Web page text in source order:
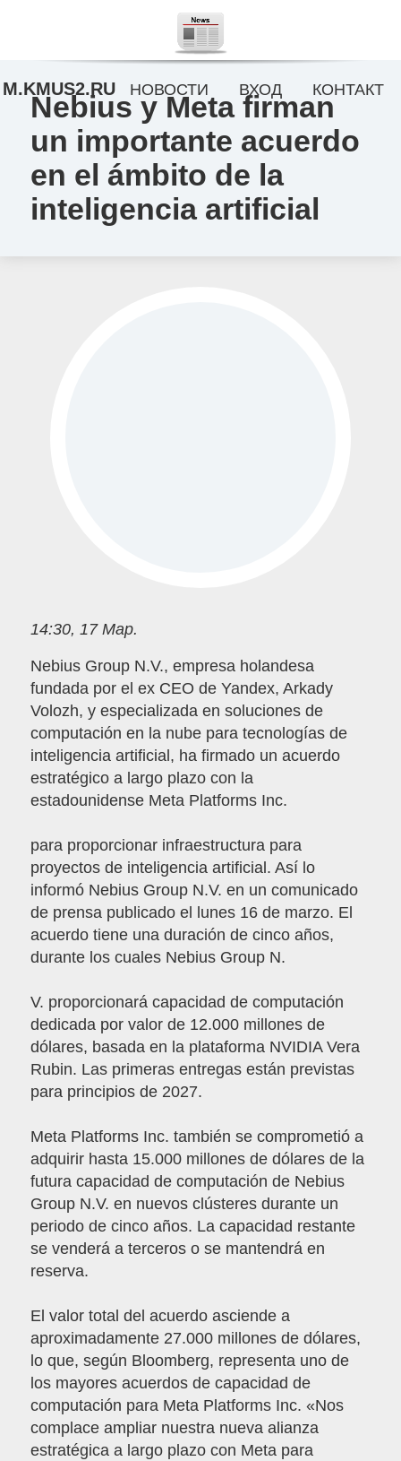
Nebius y Meta firman
un importante acuerdo
en el ámbito de la
inteligencia artificial
14:30, 17 Мар.
Nebius Group N.V., empresa holandesa
fundada por el ex CEO de Yandex, Arkady
Volozh, y especializada en soluciones de
computación en la nube para tecnologías de
inteligencia artificial, ha firmado un acuerdo
estratégico a largo plazo con la
estadounidense Meta Platforms Inc.
para proporcionar infraestructura para
proyectos de inteligencia artificial. Así lo
informó Nebius Group N.V. en un comunicado
de prensa publicado el lunes 16 de marzo. El
acuerdo tiene una duración de cinco años,
durante los cuales Nebius Group N.
V. proporcionará capacidad de computación
dedicada por valor de 12.000 millones de
dólares, basada en la plataforma NVIDIA Vera
Rubin. Las primeras entregas están previstas
para principios de 2027.
Meta Platforms Inc. también se comprometió a
adquirir hasta 15.000 millones de dólares de la
futura capacidad de computación de Nebius
Group N.V. en nuevos clústeres durante un
periodo de cinco años. La capacidad restante
se venderá a terceros o se mantendrá en
reserva.
El valor total del acuerdo asciende a
aproximadamente 27.000 millones de dólares,
lo que, según Bloomberg, representa uno de
los mayores acuerdos de capacidad de
computación para Meta Platforms Inc. «Nos
complace ampliar nuestra nueva alianza
estratégica a largo plazo con Meta para
M.KMUS2.RU НОВОСТИ ВХОД КОНТАКТ